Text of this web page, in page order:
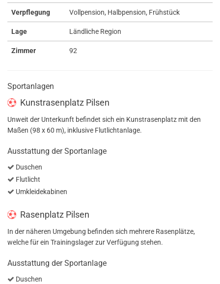
Verpflegung Vollpension, Halbpension, Frühstück
Lage Ländliche Region
Zimmer 92
Sportanlagen
Kunstrasenplatz Pilsen
Unweit der Unterkunft befindet sich ein Kunstrasenplatz mit den
Maßen (98 x 60 m), inklusive Flutlichtanlage.
Ausstattung der Sportanlage
Duschen
Flutlicht
Umkleidekabinen
Rasenplatz Pilsen
In der näheren Umgebung befinden sich mehrere Rasenplätze,
welche für ein Trainingslager zur Verfügung stehen.
Ausstattung der Sportanlage
Duschen